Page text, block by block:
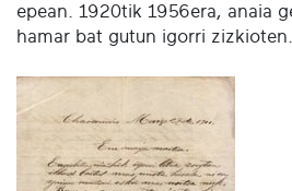
epean. 1920tik 1956era, anaia
hamar bat gutun igorri zizkioten.